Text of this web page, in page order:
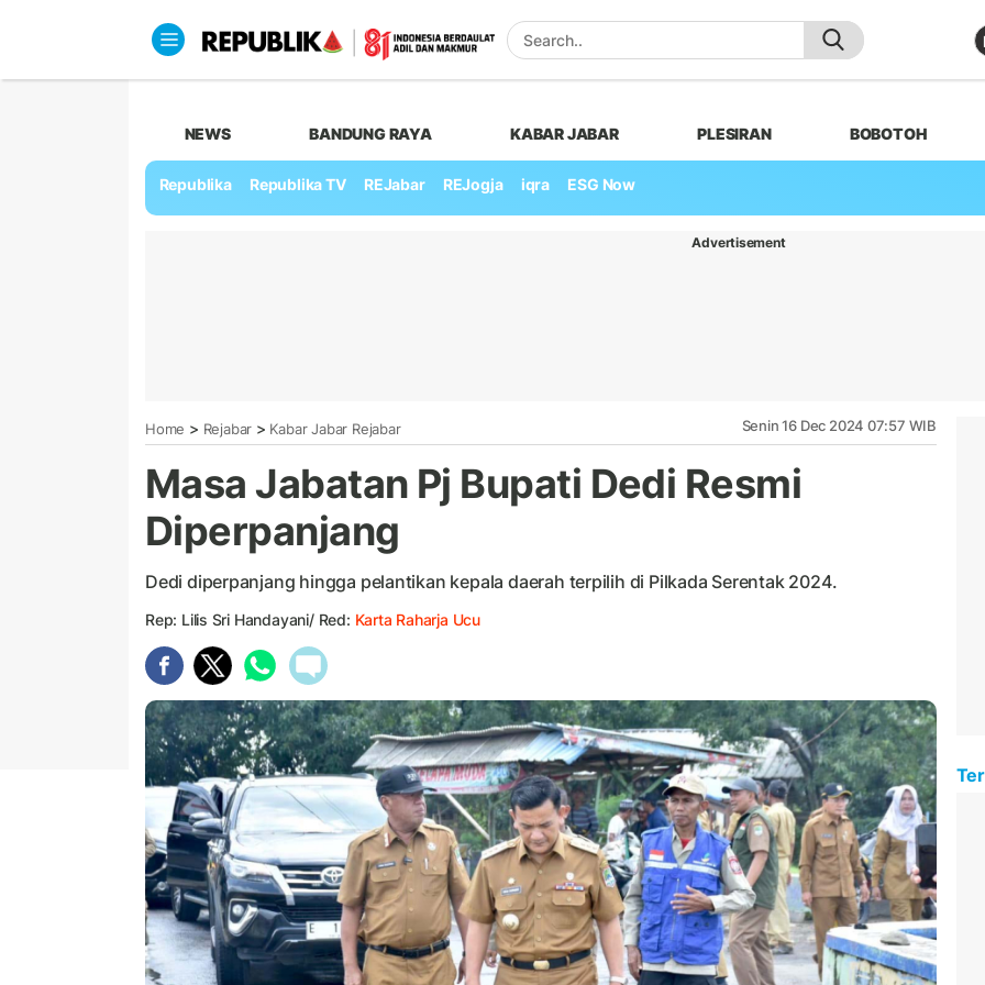
NEWS BANDUNG RAYA KABAR JABAR PLESIRAN BOBOTOH
Republika Republika TV REJabar REJogja iqra ESG Now
Advertisement
Home > Rejabar > Kabar Jabar Rejabar Senin 16 Dec 2024 07:57 WIB
Masa Jabatan Pj Bupati Dedi Resmi
Diperpanjang
Dedi diperpanjang hingga pelantikan kepala daerah terpilih di Pilkada Serentak 2024.
Rep: Lilis Sri Handayani/ Red: Karta Raharja Ucu